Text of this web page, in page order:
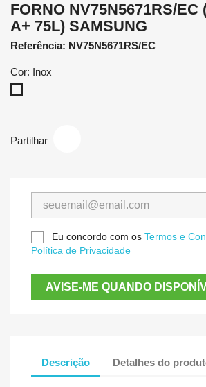
FORNO NV75N5671RS/EC
A+ 75L) SAMSUNG
Referência: NV75N5671RS/EC
Cor: Inox
Partilhar
Eu concordo com os Termos e
Política de Privacidade
AVISE-ME QUANDO
Descrição Detalhes do